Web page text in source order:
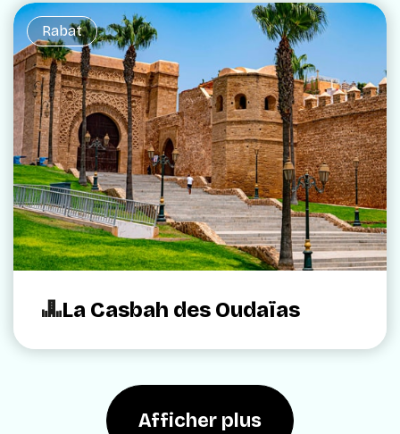
Rabat
La Casbah des Oudaïas
Afficher plus